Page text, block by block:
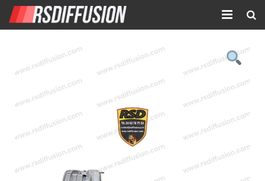
Nouvelles annonces
Annonces prolongées
Atelier mécanique